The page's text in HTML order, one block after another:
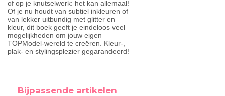
of op je knutselwerk: het kan allemaal!
Of je nu houdt van subtiel inkleuren of
van lekker uitbundig met glitter en
kleur, dit boek geeft je eindeloos veel
mogelijkheden om jouw eigen
TOPModel-wereld te creëren. Kleur-,
plak- en stylingsplezier gegarandeerd!
Bijpassende artikelen